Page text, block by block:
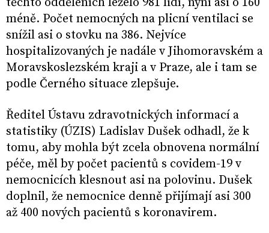
méně. Počet nemocných na plicní ventilaci se
snížil asi o stovku na 386. Nejvíce
hospitalizovaných je nadále v Jihomoravském a
Moravskoslezském kraji a v Praze, ale i tam se
podle Černého situace zlepšuje.
Ředitel Ústavu zdravotnických informací a
statistiky (ÚZIS) Ladislav Dušek odhadl, že k
tomu, aby mohla být zcela obnovena normální
péče, měl by počet pacientů s covidem-19 v
nemocnicích klesnout asi na polovinu. Dušek
doplnil, že nemocnice denně přijímají asi 300
až 400 nových pacientů s koronavirem.